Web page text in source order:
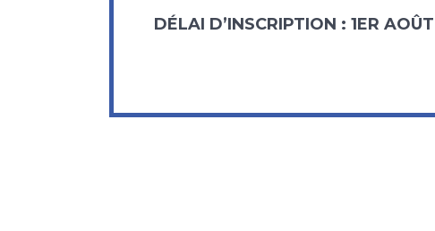
DÉLAI D’INSCRIPTION : 1ER